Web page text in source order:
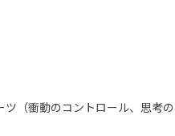
（衝動のコントロール、思考の